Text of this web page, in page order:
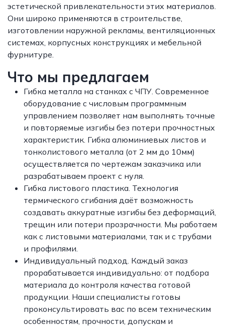
эстетической привлекательности этих материалов.
Они широко применяются в строительстве,
изготовлении наружной рекламы, вентиляционных
системах, корпусных конструкциях и мебельной
фурнитуре.
Что мы предлагаем
Гибка металла на станках с ЧПУ. Современное
оборудование с числовым программным
управлением позволяет нам выполнять точные
и повторяемые изгибы без потери прочностных
характеристик. Гибка алюминиевых листов и
тонколистового металла (от 2 мм до 10мм)
осуществляется по чертежам заказчика или
разрабатываем проект с нуля.
Гибка листового пластика. Технология
термического сгибания даёт возможность
создавать аккуратные изгибы без деформаций,
трещин или потери прозрачности. Мы работаем
как с листовыми материалами, так и с трубами
и профилями.
Индивидуальный подход. Каждый заказ
прорабатывается индивидуально: от подбора
материала до контроля качества готовой
продукции. Наши специалисты готовы
проконсультировать вас по всем техническим
особенностям, прочности, допускам и